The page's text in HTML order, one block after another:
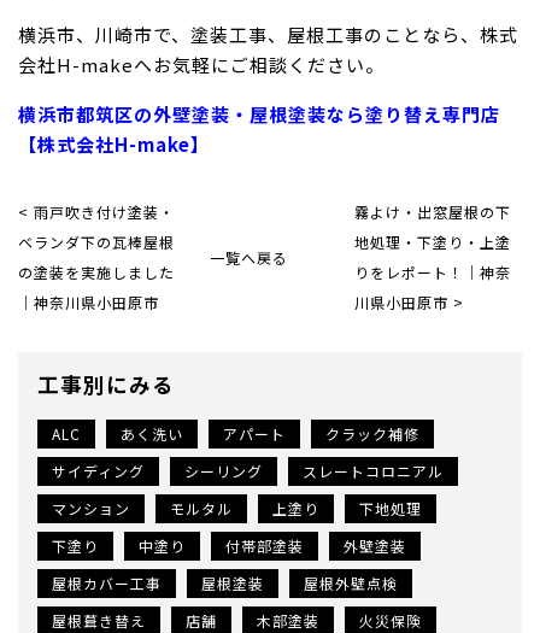
横浜市、川崎市で、塗装工事、屋根工事のことなら、株式
会社H-makeへお気軽にご相談ください。
横浜市都筑区の外壁塗装・屋根塗装なら塗り替え専門店
【株式会社H-make】
< 雨戸吹き付け塗装・
ベランダ下の瓦棒屋根
の塗装を実施しました
｜神奈川県小田原市
霧よけ・出窓屋根の下
地処理・下塗り・上塗
りをレポート！｜神奈
川県小田原市 >
一覧へ戻る
工事別にみる
ALC あく洗い アパート
クラック補修
サイディング
シーリング
スレートコロニアル
マンション
モルタル 上塗り
下地処理
下塗り
中塗り 付帯部塗装
外壁塗装
屋根カバー工事
屋根塗装
屋根外壁点検
屋根葺き替え
店舗 木部塗装
火災保険